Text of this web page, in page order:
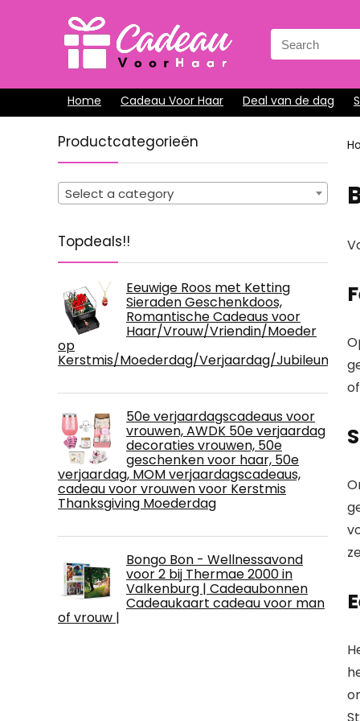
Search
for:
Home Cadeau Voor Haar Deal van de dag
Productcategorieën
Select a category
Topdeals!!
Eeuwige Roos met Ketting
Sieraden Geschenkdoos,
Romantische Cadeaus voor
Haar/Vrouw/Vriendin/Moeder
op
Kerstmis/Moederdag/Verjaardag/Jubileum/
50e verjaardagscadeaus voor
vrouwen, AWDK 50e verjaardag
decoraties vrouwen, 50e
geschenken voor haar, 50e
verjaardag, MOM verjaardagscadeaus,
cadeau voor vrouwen voor Kerstmis
Thanksgiving Moederdag
Bongo Bon - Wellnessavond
voor 2 bij Thermae 2000 in
Valkenburg | Cadeaubonnen
Cadeaukaart cadeau voor man
of vrouw |